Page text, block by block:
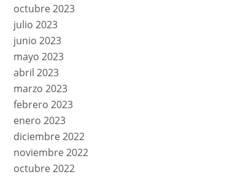
octubre 2023
julio 2023
junio 2023
mayo 2023
abril 2023
marzo 2023
febrero 2023
enero 2023
diciembre 2022
noviembre 2022
octubre 2022